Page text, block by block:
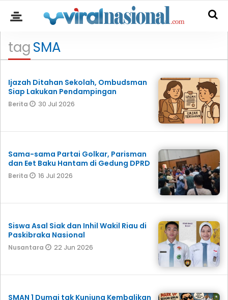
tagSMA
Ijazah Ditahan Sekolah, Ombudsman
Siap Lakukan Pendampingan
Berita 30 Jul 2026
Sama-sama Partai Golkar, Parisman
dan Eet Baku Hantam di Gedung DPRD
Berita 16 Jul 2026
Siswa Asal Siak dan Inhil Wakil Riau di
Paskibraka Nasional
Nusantara 22 Jun 2026
SMAN 1 Dumai tak Kunjung Kembalikan